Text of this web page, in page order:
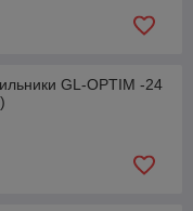
GL-OPTIM -24